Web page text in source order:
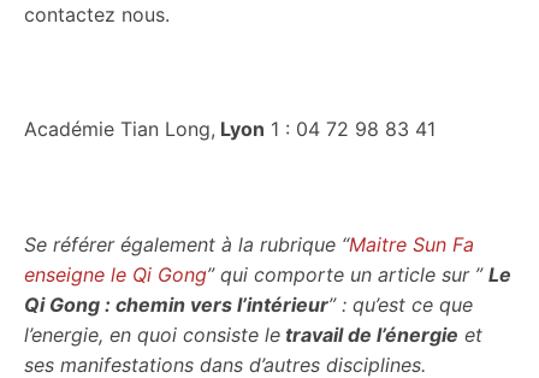
contactez nous.
Académie Tian Long, Lyon 1 : 04 72 98 83 41
Se référer également à la rubrique “Maitre Sun Fa
enseigne le Qi Gong” qui comporte un article sur ” Le
Qi Gong : chemin vers l’intérieur” : qu’est ce que
l’energie, en quoi consiste le travail de l’énergie et
ses manifestations dans d’autres disciplines.